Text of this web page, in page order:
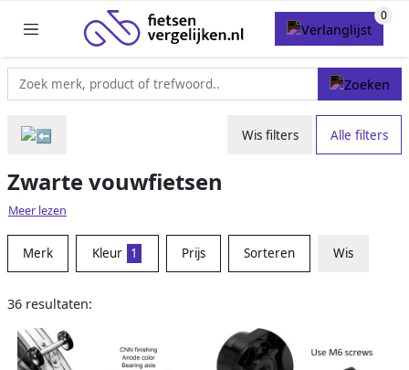
Wis filters Alle filters
Zwarte vouwfietsen
Meer lezen
Merk Kleur 1 Prijs Sorteren Wis
36 resultaten: